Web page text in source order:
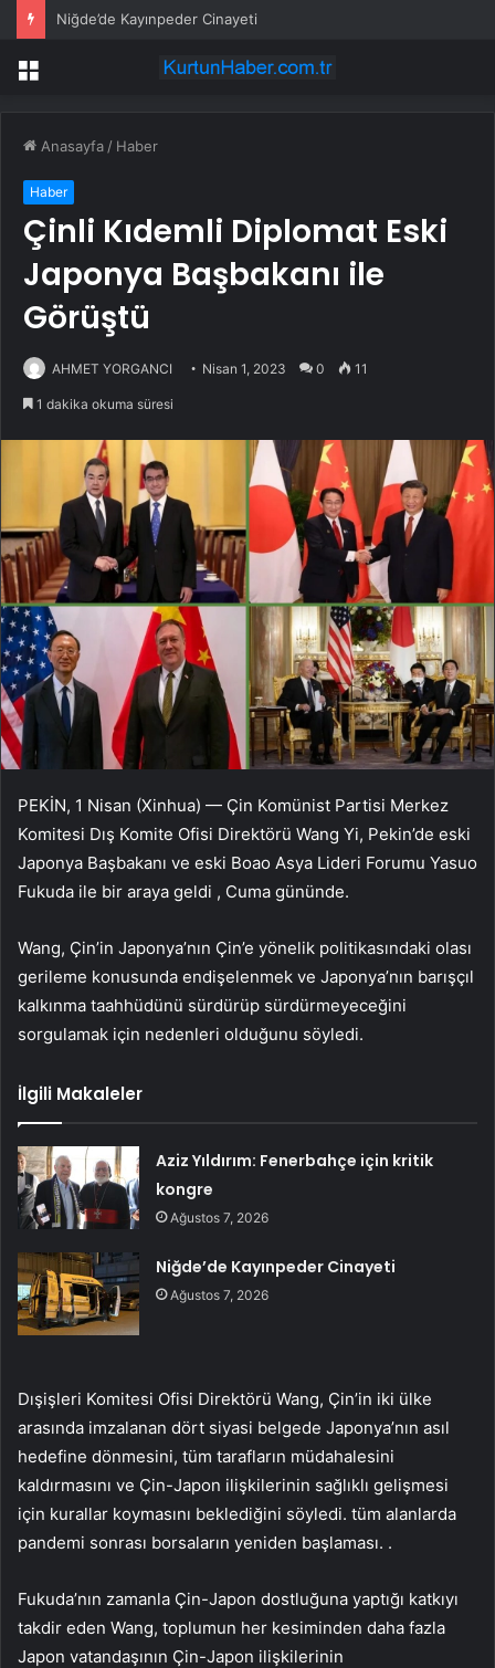
Niğde’de Kayınpeder Cinayeti
Menü
Anasayfa / Haber
Haber
Çinli Kıdemli Diplomat Eski
Japonya Başbakanı ile
Görüştü
AHMET YORGANCI Nisan 1, 2023 0 11
1 dakika okuma süresi
PEKİN, 1 Nisan (Xinhua) — Çin Komünist Partisi Merkez
Komitesi Dış Komite Ofisi Direktörü Wang Yi, Pekin’de eski
Japonya Başbakanı ve eski Boao Asya Lideri Forumu Yasuo
Fukuda ile bir araya geldi , Cuma gününde.
Wang, Çin’in Japonya’nın Çin’e yönelik politikasındaki olası
gerileme konusunda endişelenmek ve Japonya’nın barışçıl
kalkınma taahhüdünü sürdürüp sürdürmeyeceğini
sorgulamak için nedenleri olduğunu söyledi.
İlgili Makaleler
Aziz Yıldırım: Fenerbahçe için kritik
kongre
Ağustos 7, 2026
Niğde’de Kayınpeder Cinayeti
Ağustos 7, 2026
Dışişleri Komitesi Ofisi Direktörü Wang, Çin’in iki ülke
arasında imzalanan dört siyasi belgede Japonya’nın asıl
hedefine dönmesini, tüm tarafların müdahalesini
kaldırmasını ve Çin-Japon ilişkilerinin sağlıklı gelişmesi
için kurallar koymasını beklediğini söyledi. tüm alanlarda
pandemi sonrası borsaların yeniden başlaması. .
Fukuda’nın zamanla Çin-Japon dostluğuna yaptığı katkıyı
takdir eden Wang, toplumun her kesiminden daha fazla
Japon vatandaşının Çin-Japon ilişkilerinin